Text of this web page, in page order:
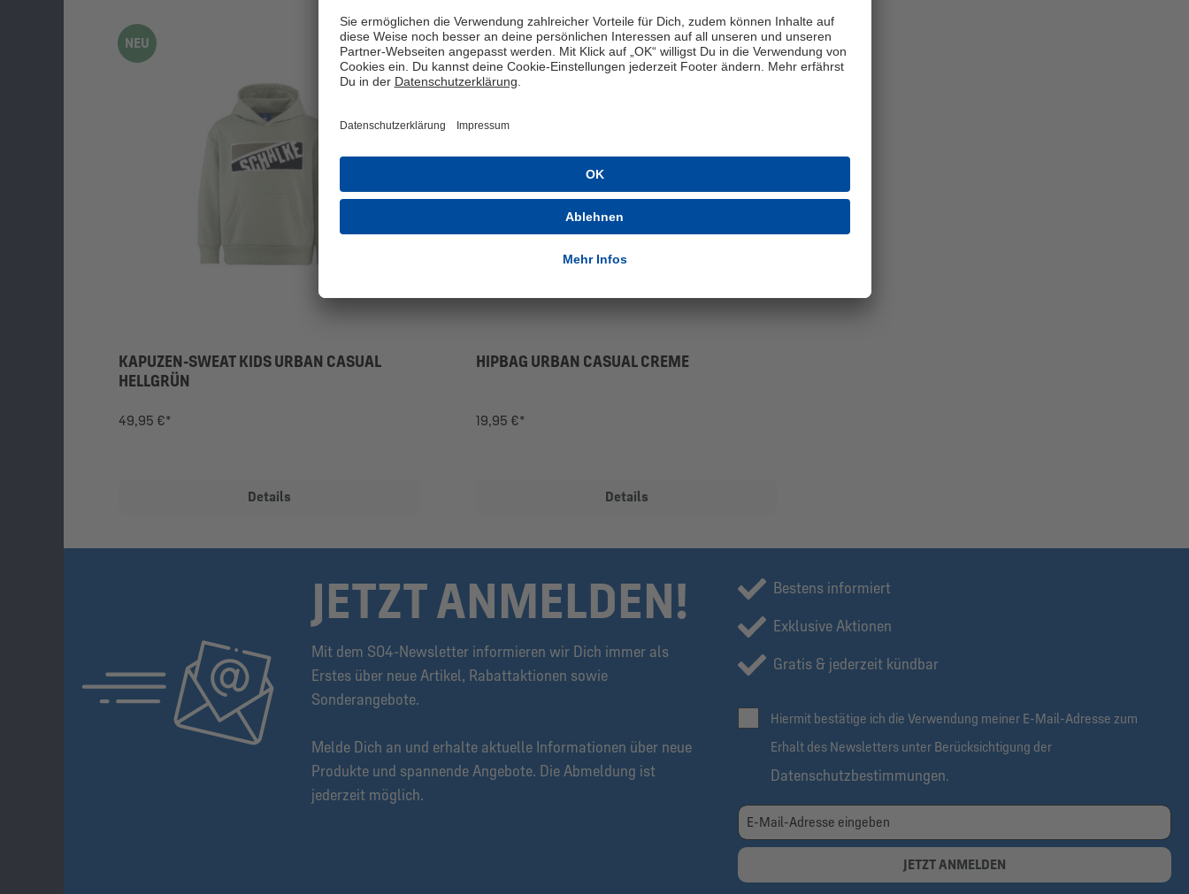
NEU
KAPUZEN-SWEAT KIDS URBAN CASUAL
HELLGRÜN
49,95 €*
Details
NEU
HIPBAG URBAN CASUAL CREME
19,95 €*
Details
JETZT ANMELDEN!
Mit dem S04-Newsletter informieren wir Dich immer als
Erstes über neue Artikel, Rabattaktionen sowie
Sonderangebote.
Melde Dich an und erhalte aktuelle Informationen über neue
Produkte und spannende Angebote. Die Abmeldung ist
jederzeit möglich.
Bestens informiert
Exklusive Aktionen
Gratis & jederzeit kündbar
Hiermit bestätige ich die Verwendung meiner E-Mail-Adresse zum
Erhalt des Newsletters unter Berücksichtigung der
Datenschutzbestimmungen.
JETZT ANMELDEN